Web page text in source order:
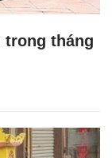
trong tháng